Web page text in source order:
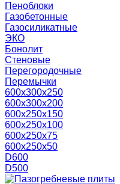
Пеноблоки
Газобетонные
Газосиликатные
ЭКО
Бонолит
Стеновые
Перегородочные
Перемычки
600х300х250
600х300х200
600х250х150
600х250х100
600х250х75
600х250х50
D600
D500